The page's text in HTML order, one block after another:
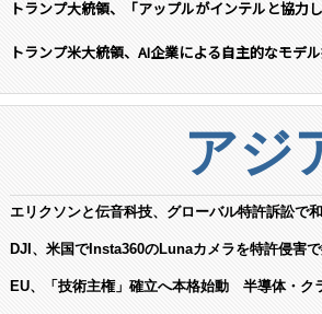
トランプ大統領、「アップルがインテルと協力
トランプ米大統領、AI企業による自主的なモデ
アジ
エリクソンと伝音科技、グローバル特許訴訟で
DJI、米国でInsta360のLunaカメラを特許侵害
EU、「技術主権」確立へ本格始動 半導体・ク